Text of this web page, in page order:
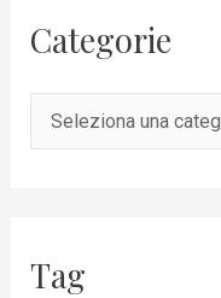
Categorie
Tag